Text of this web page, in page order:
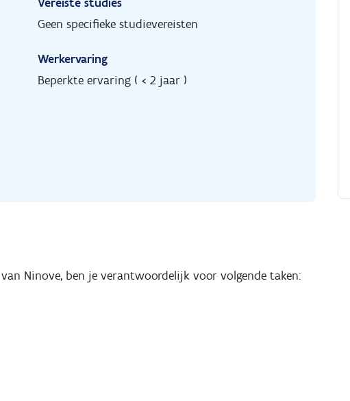
Geen specifieke studievereisten
Werkervaring
Beperkte ervaring ( < 2 jaar )
Ninove, ben je verantwoordelijk voor volgende taken: